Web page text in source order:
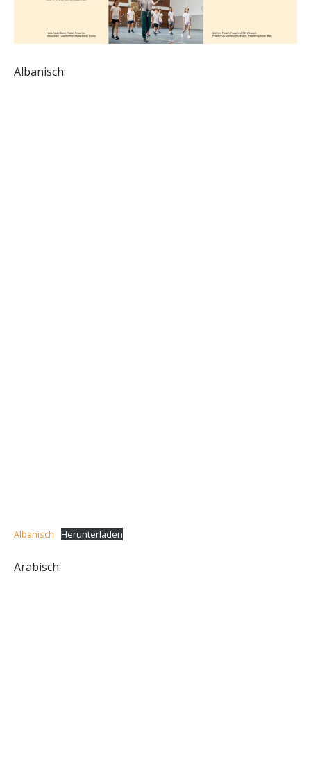
Albanisch:
Albanisch Herunterladen
Arabisch: